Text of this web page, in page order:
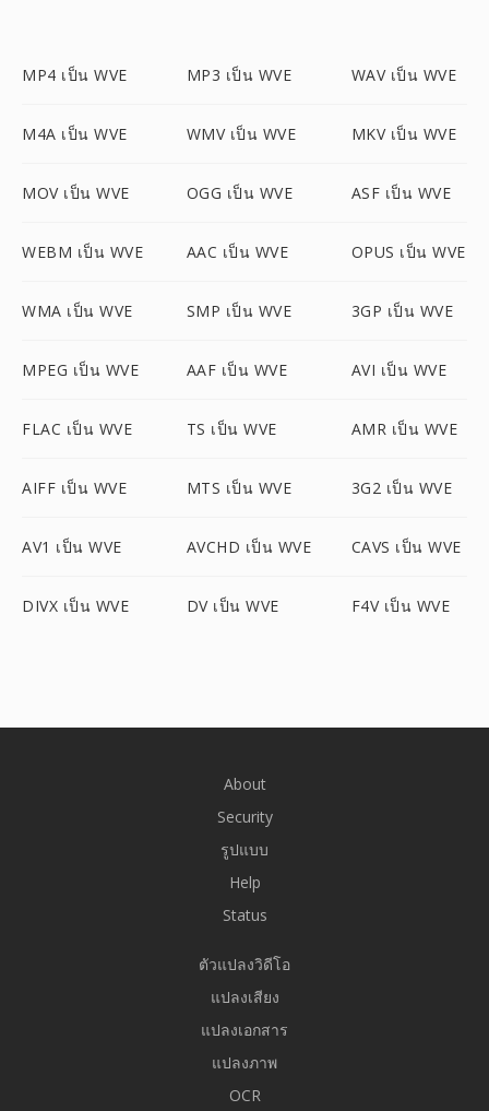
MP4 เป็น WVE MP3 เป็น WVE WAV เป็น WVE
M4A เป็น WVE WMV เป็น WVE MKV เป็น WVE
MOV เป็น WVE OGG เป็น WVE ASF เป็น WVE
WEBM เป็น WVE AAC เป็น WVE OPUS เป็น WVE
WMA เป็น WVE SMP เป็น WVE 3GP เป็น WVE
MPEG เป็น WVE AAF เป็น WVE AVI เป็น WVE
FLAC เป็น WVE TS เป็น WVE AMR เป็น WVE
AIFF เป็น WVE MTS เป็น WVE 3G2 เป็น WVE
AV1 เป็น WVE AVCHD เป็น WVE CAVS เป็น WVE
DIVX เป็น WVE DV เป็น WVE F4V เป็น WVE
About
Security
รูปแบบ
Help
Status
ตัวแปลงวิดีโอ
แปลงเสียง
แปลงเอกสาร
แปลงภาพ
OCR